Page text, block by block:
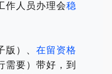
作人员办理会稳
版）、 在留资格
需要）带好，到